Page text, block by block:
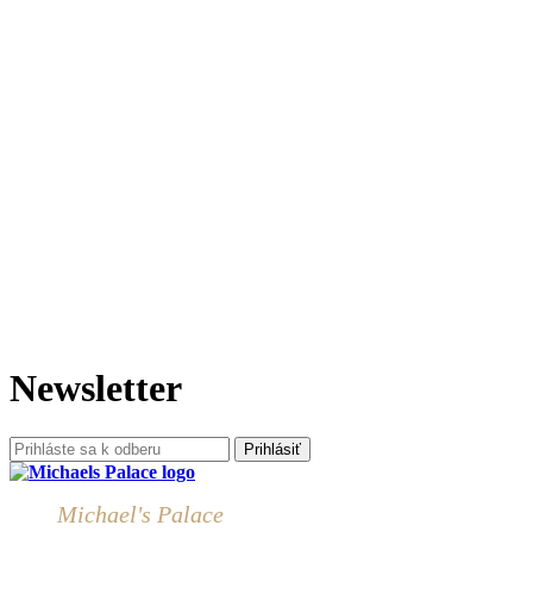
Newsletter
Prihlásiť
Michael's Palace